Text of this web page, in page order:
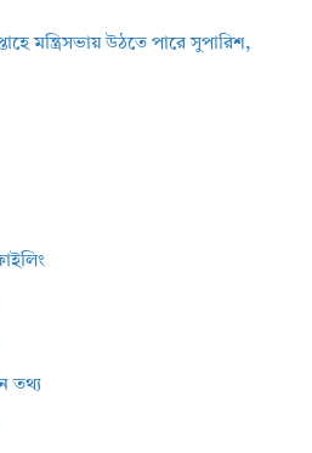
মন্ত্রিসভায় উঠতে পারে সুপারিশ,
তথ্য